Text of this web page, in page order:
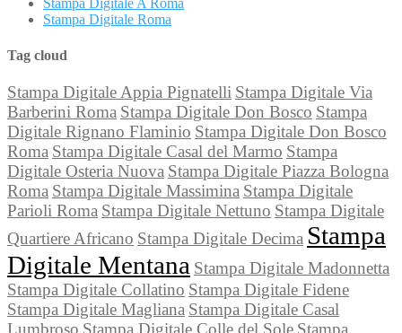
Stampa Digitale A Roma
Stampa Digitale Roma
Tag cloud
Stampa Digitale Appia Pignatelli Stampa Digitale Via
Barberini Roma Stampa Digitale Don Bosco Stampa
Digitale Rignano Flaminio Stampa Digitale Don Bosco
Roma Stampa Digitale Casal del Marmo Stampa
Digitale Osteria Nuova Stampa Digitale Piazza Bologna
Roma Stampa Digitale Massimina Stampa Digitale
Parioli Roma Stampa Digitale Nettuno Stampa Digitale
Quartiere Africano Stampa Digitale Decima Stampa
Digitale Mentana Stampa Digitale Madonnetta
Stampa Digitale Collatino Stampa Digitale Fidene
Stampa Digitale Magliana Stampa Digitale Casal
Lumbroso Stampa Digitale Colle del Sole Stampa